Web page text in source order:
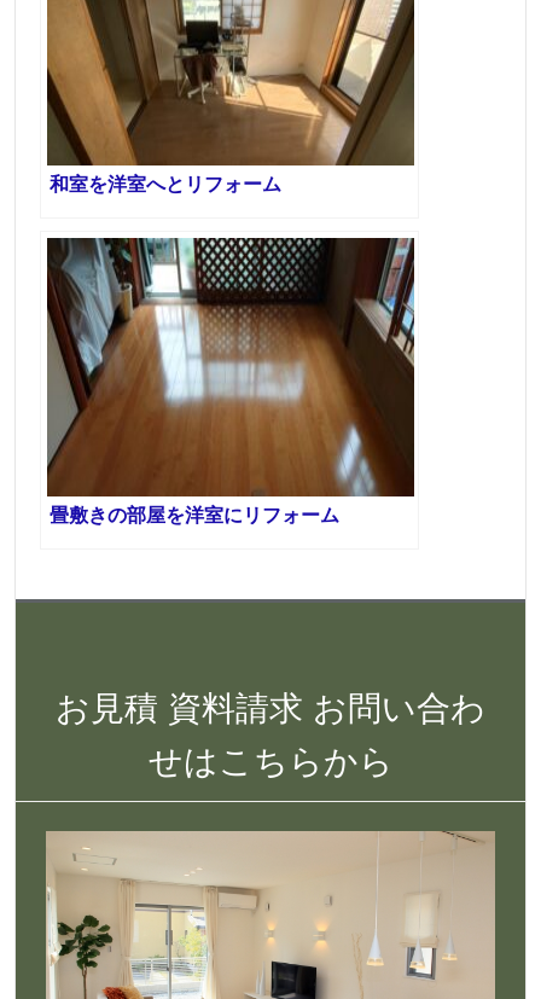
和室を洋室へとリフォーム
畳敷きの部屋を洋室にリフォーム
お見積 資料請求 お問い合わ
せはこちらから